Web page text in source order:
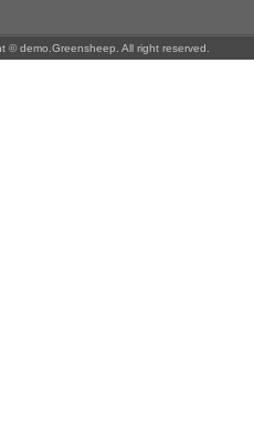
© demo.Greensheep. All right reserved.